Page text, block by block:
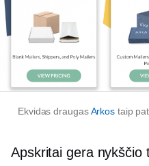
Ekvidas draugasArkos taip
Apskritai gera nykščio